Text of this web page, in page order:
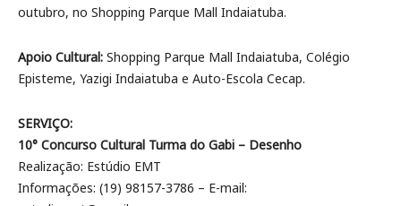
outubro, no Shopping Parque Mall Indaiatuba.
Apoio Cultural: Shopping Parque Mall Indaiatuba, Colégio
Episteme, Yazigi Indaiatuba e Auto-Escola Cecap.
SERVIÇO:
10° Concurso Cultural Turma do Gabi – Desenho
Realização: Estúdio EMT
Informações: (19) 98157-3786 – E-mail: